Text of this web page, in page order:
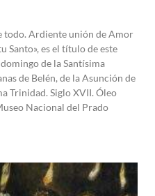
todo. Ardiente unión de Amor
Santo», es el título de este
de la Santísima
de Belén, de la Asunción de
Trinidad. Siglo XVII. Óleo
Nacional del Prado